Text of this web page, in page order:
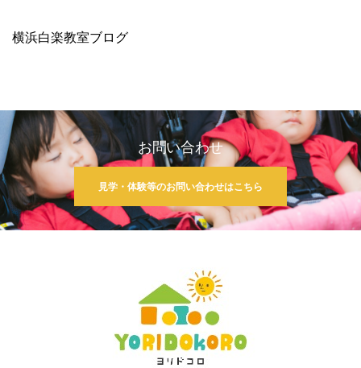
横浜白楽教室ブログ
お問い合わせ
見学・体験等のお問い合わせはこちら